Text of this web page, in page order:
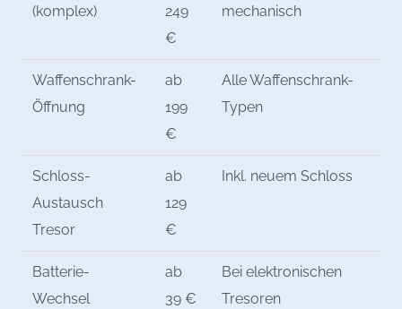
(komplex)
249
€
mechanisch
Waffenschrank-
Öffnung
ab
199
€
Alle Waffenschrank-
Typen
Schloss-
Austausch
Tresor
ab
129
€
Inkl. neuem Schloss
Batterie-
Wechsel
ab
39 €
Bei elektronischen
Tresoren